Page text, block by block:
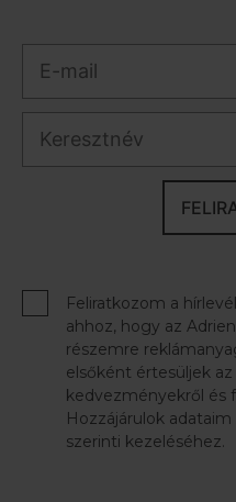
Feliratkozom a
ahhoz, hogy az
részemre
elsőként értesüljek az
kedvezményekről és
Hozzájárulok
szerinti kezeléséhez.